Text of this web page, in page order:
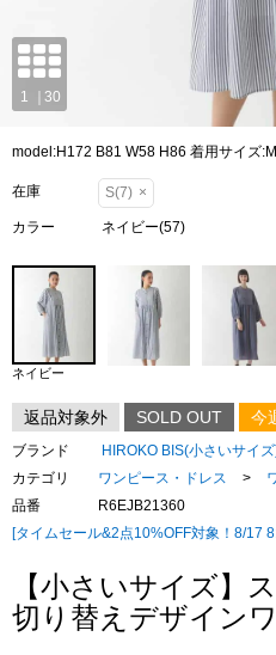
model:H172 B81 W58 H86 着用サイズ
在庫 S(7) ×
カラー ネイビー(57)
ネイビー
返品対象外 SOLD OUT 今
ブランド
HIROKO BIS(小さいサイ
カテゴリ
ワンピース・ドレス >
品番
R6EJB21360
[タイムセール&2点10%OFF対象！8/17
【小さいサイズ】
切り替えデザイン